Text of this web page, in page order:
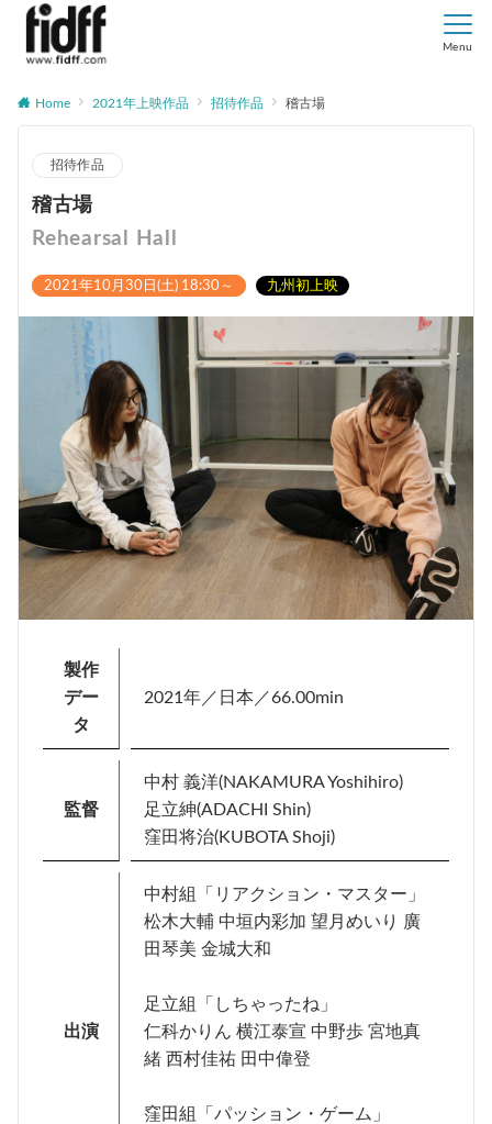
Menu
Home 2021年上映作品 招待作品 稽古場
招待作品
稽古場
Rehearsal Hall
2021年10月30日(土) 18:30～ 九州初上映
製作
デー
タ
2021年／日本／66.00min
監督
中村 義洋(NAKAMURA Yoshihiro)
足立紳(ADACHI Shin)
窪田将治(KUBOTA Shoji)
出演
中村組「リアクション・マスター」
松木大輔 中垣内彩加 望月めいり 廣
田琴美 金城大和
足立組「しちゃったね」
仁科かりん 横江泰宣 中野歩 宮地真
緒 西村佳祐 田中偉登
窪田組「パッション・ゲーム」